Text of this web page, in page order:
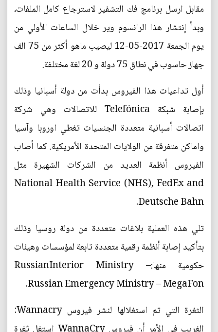
مقابل ارسل برنامج فك التشفير لاسترجاع كامل الملفات،
وبدأ إنتشار هذا الرانسوم وير خلال الساعات الأولي من
يوم الجمعة 2017-05-12 ليصيب ماهو أكثر من 75 الف
جهاز حاسوب في نطاق 75 دولة و 20 لغة مختلفة.
أول تداعيات هذا الفيروس بدأت من دولة أسبانيا وذلك
بإصابة شبكة Telefónica للاتصالات وهي شركة
اتصالات أسبانية متعددة الجنسيات تغطي اوروبا وآسيا
واماكن متفرقة من الولايات المتحدة الأمريكية. كما أصاب
الفيروس أنظمة العديد من الشركات الشهيرة مثل
National Health Service (NHS), FedEx and
Deutsche Bahn.
تلي هذه العملية بلاغات متعددة من دولة روسيا وذلك
بتأكيد إصابة أنظمة رقمية متعددة تابعة لمؤسسات وهيئات
حكومية منها:RussianInterior Ministry –
Russian Emergency Ministry – MegaFon.
الثغرة التي تم استغلالها لنشر فيروس Wannacry: